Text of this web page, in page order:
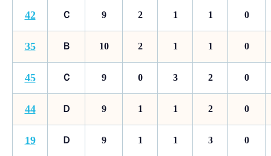
42 Ｃ 9 2 1 1 0
35 Ｂ 10 2 1 1 0
45 Ｃ 9 0 3 2 0
44 Ｄ 9 1 1 2 0
19 Ｄ 9 1 1 3 0